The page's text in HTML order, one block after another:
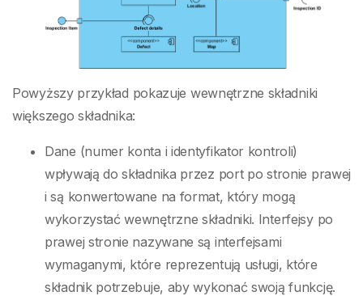
Powyższy przykład pokazuje wewnętrzne składniki
większego składnika:
Dane (numer konta i identyfikator kontroli)
wpływają do składnika przez port po stronie prawej
i są konwertowane na format, który mogą
wykorzystać wewnętrzne składniki. Interfejsy po
prawej stronie nazywane są interfejsami
wymaganymi, które reprezentują usługi, które
składnik potrzebuje, aby wykonać swoją funkcję.